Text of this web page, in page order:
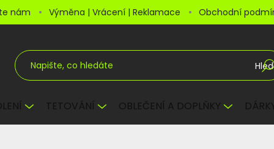
nám Výměna | Vrácení | Reklamace Obchodní
TETOVÁNÍ OBLEČENÍ A DOPLŇKY